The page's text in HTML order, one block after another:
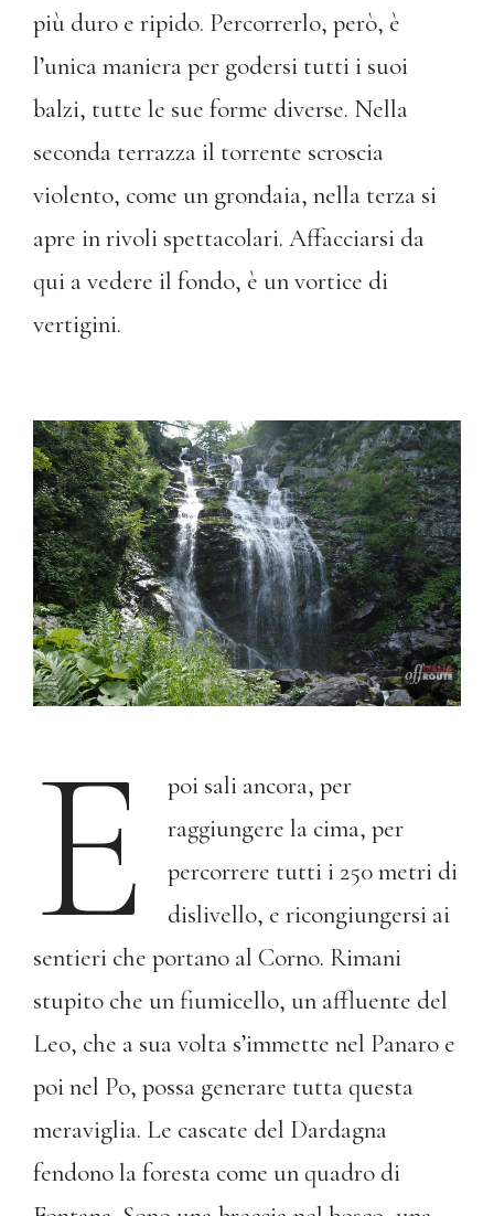
più duro e ripido. Percorrerlo, però, è
l’unica maniera per godersi tutti i suoi
balzi, tutte le sue forme diverse. Nella
seconda terrazza il torrente scroscia
violento, come un grondaia, nella terza si
apre in rivoli spettacolari. Affacciarsi da
qui a vedere il fondo, è un vortice di
vertigini.
E
poi sali ancora, per
raggiungere la cima, per
percorrere tutti i 250 metri di
dislivello, e ricongiungersi ai
sentieri che portano al Corno. Rimani
stupito che un fiumicello, un affluente del
Leo, che a sua volta s’immette nel Panaro e
poi nel Po, possa generare tutta questa
meraviglia. Le cascate del Dardagna
fendono la foresta come un quadro di